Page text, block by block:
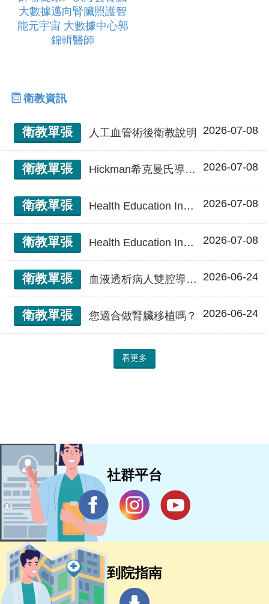
大數據邁向腎臟照護智
能元宇宙 大數據中心郭
錦輯醫師
衛教資訊
衛教單張 人工血管術後衛教說明 2026-07-08
衛教單張 Hickman希克曼氏導管、CVC中央靜脈導管、PICC周邊置入式中央靜脈導管術後衛教說明 2026-07-08
衛教單張 Health Education Instructions After Artificial Blood Vessel Replacement 人工血管術後衛教說明 2026-07-08
衛教單張 Health Education Instructions After Hickman Catheter or Central Venous Catheter Insertion Hickman希克曼氏導管、CVC中央靜脈導管、PICC周邊置入式中央靜脈導管術後衛教說明 2026-07-08
衛教單張 血液透析病人雙腔導管照護原則 2026-06-24
衛教單張 您適合做腎臟移植嗎？ 2026-06-24
看更多
社群平台
到院指南